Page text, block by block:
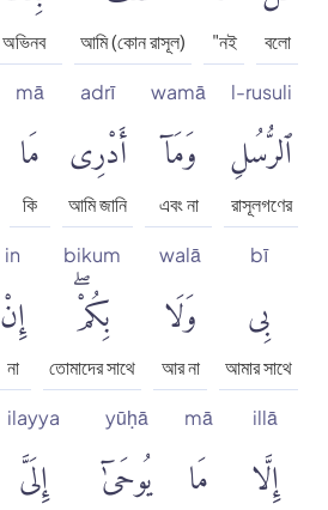
বলো
"নই
আমি (কোন রাসূল)
অভিনব
l-rusuli
ٱلرُّسُلِ
রাসূলগণের
wamā
وَمَآ
এবং না
adrī
أَدْرِى
আমি জানি
mā
مَا
কি
bī
بِى
আমার সাথে
walā
وَلَا
আর না
bikum
بِكُمْۖ
তোমাদের সাথে
in
إِنْ
না
illā
إِلَّا
mā
مَا
yūḥā
يُوحَىٰٓ
ilayya
إِلَىَّ